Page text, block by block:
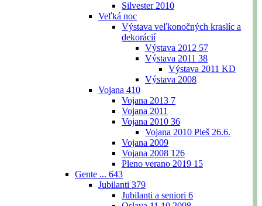
Silvester 2010
Veľká noc
Výstava veľkonočných kraslíc a
dekorácií
Výstava 2012 57
Výstava 2011 38
Výstava 2011 KD
Výstava 2008
Vojana 410
Vojana 2013 7
Vojana 2011
Vojana 2010 36
Vojana 2010 Pleš 26.6.
Vojana 2009
Vojana 2008 126
Pleno verano 2019 15
Gente ... 643
Jubilanti 379
Jubilanti a seniori 6